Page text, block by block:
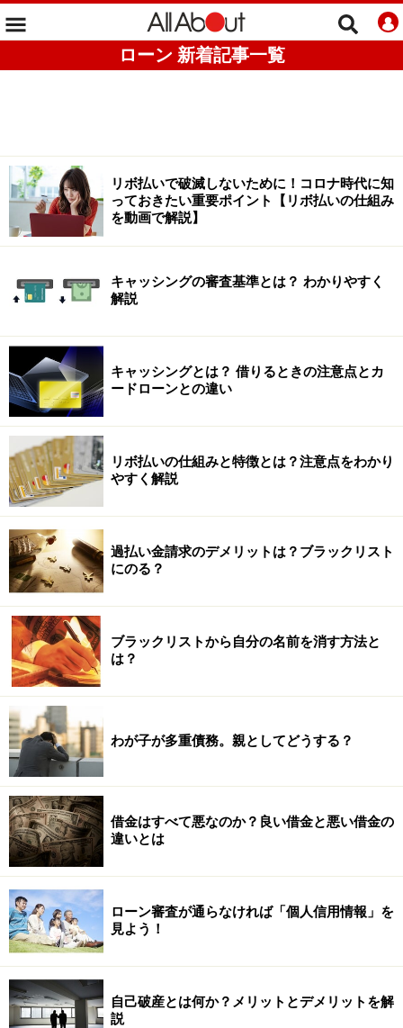
ローン 新着記事一覧
リボ払いで破滅しないために！コロナ時代に知
っておきたい重要ポイント【リボ払いの仕組み
を動画で解説】
キャッシングの審査基準とは？ わかりやすく
解説
キャッシングとは？ 借りるときの注意点とカ
ードローンとの違い
リボ払いの仕組みと特徴とは？注意点をわかり
やすく解説
過払い金請求のデメリットは？ブラックリスト
にのる？
ブラックリストから自分の名前を消す方法と
は？
わが子が多重債務。親としてどうする？
借金はすべて悪なのか？良い借金と悪い借金の
違いとは
ローン審査が通らなければ「個人信用情報」を
見よう！
自己破産とは何か？メリットとデメリットを解
説